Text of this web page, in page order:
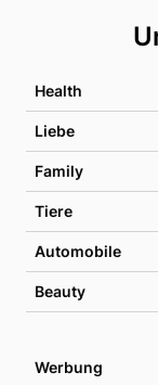
Health
Liebe
Family
Tiere
Automobile
Beauty
Werbung